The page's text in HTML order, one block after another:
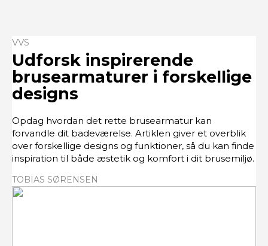
Udforsk inspirerende
brusearmaturer i forskellige
designs
VVS
Opdag hvordan det rette brusearmatur kan
forvandle dit badeværelse. Artiklen giver et overblik
over forskellige designs og funktioner, så du kan finde
inspiration til både æstetik og komfort i dit brusemiljø.
TOBIAS SØRENSEN